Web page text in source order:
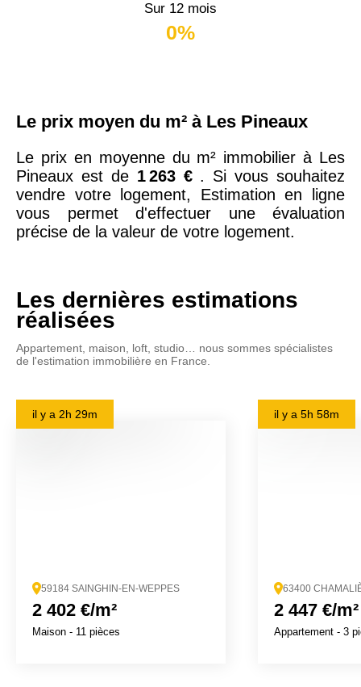
Sur 12 mois
0%
Le prix moyen du m² à Les Pineaux
Le prix en moyenne du m² immobilier à Les
Pineaux est de 1 263 € . Si vous souhaitez
vendre votre logement, Estimation en ligne
vous permet d'effectuer une évaluation
précise de la valeur de votre logement.
Les dernières estimations
réalisées
Appartement, maison, loft, studio… nous sommes spécialistes
de l'estimation immobilière en France.
il y a 2h 29m
59184 SAINGHIN-EN-WEPPES
2 402 €/m²
Maison - 11 pièces
il y a 5h 58m
63400
2 447 €/m²
Appartement - 3